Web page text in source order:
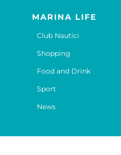
MARINA LIFE
Club Nautici
Shopping
Food and Drink
Sport
News